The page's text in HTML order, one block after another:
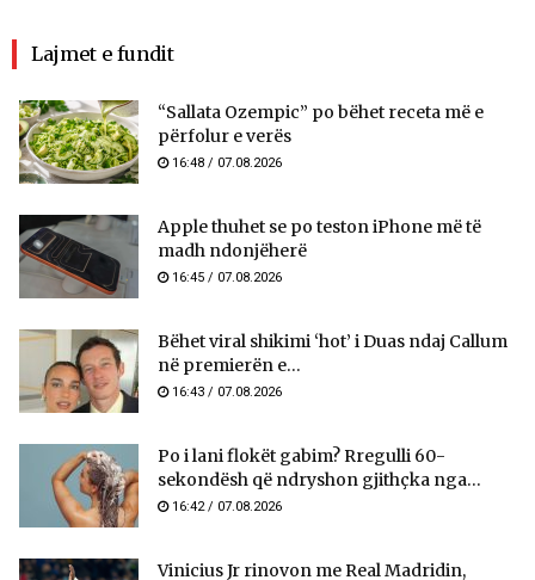
Lajmet e fundit
“Sallata Ozempic” po bëhet receta më e
përfolur e verës
16:48 / 07.08.2026
Apple thuhet se po teston iPhone më të
madh ndonjëherë
16:45 / 07.08.2026
Bëhet viral shikimi ‘hot’ i Duas ndaj Callum
në premierën e...
16:43 / 07.08.2026
Po i lani flokët gabim? Rregulli 60-
sekondësh që ndryshon gjithçka nga...
16:42 / 07.08.2026
Vinicius Jr rinovon me Real Madridin,